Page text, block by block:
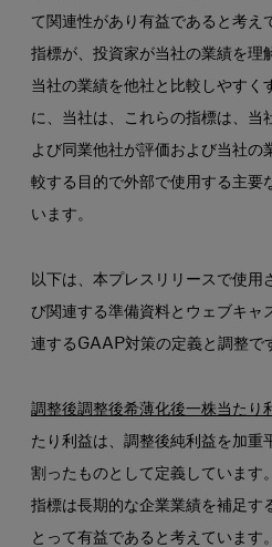
て関連性があり有益であると考え
指標が、投資家が当社の業績を理
当社の業績を他社と比較しやすく
に、当社は、これらの指標は、当
よび同業他社が評価および当社の
較する目的で外部で使用する主要
います。
以下は、本プレスリリースで使用
び関連する準備資料とウェブキャ
連するGAAP対策の定義と調整で
調整後調整後希薄化後一株当たり
たり利益は、調整後純利益を加重
割ったものとして定義していま
指標は長期的な企業業績を補足す
とって有益であると考えています。